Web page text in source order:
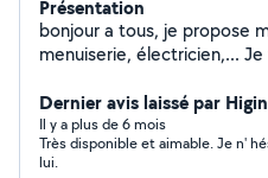
Présentation
bonjour a tous, je propose mes services de poseur de
menuiserie, électricien,... Je fais toutes sortes de petits
notions en mécanique(
de pièces et vidange...)
Dernier avis laissé par
Il y a plus de 6 mois
Très disponible et aimable. Je n'
lui.